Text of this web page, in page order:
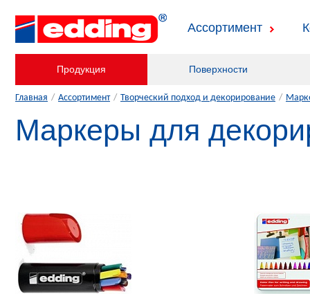
Ассортимент
Продукция Поверхности
Главная / Ассортимент / Творческий подход и декорирование /
Маркеры для